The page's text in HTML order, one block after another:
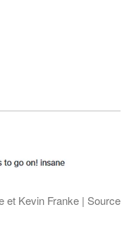
et Kevin Franke | Source